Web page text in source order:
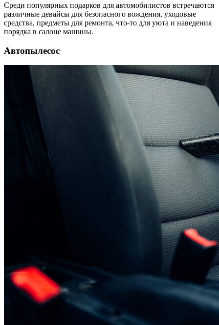
Среди популярных подарков для автомобилистов встречаются
различные девайсы для безопасного вождения, уходовые
средства, предметы для ремонта, что-то для уюта и наведения
порядка в салоне машины.
Автопылесос